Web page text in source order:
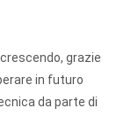
grazie
in futuro
da parte di